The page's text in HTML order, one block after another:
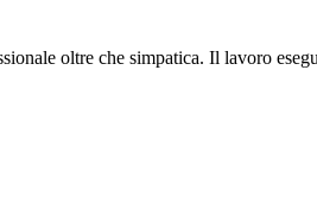
oltre che simpatica. Il lavoro